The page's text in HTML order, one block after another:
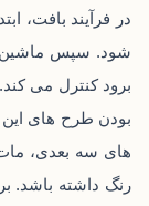
در فرآیند بافت،
‌شود. سپس ماشین با
برود کنترل می
بودن طرح‌ های این
های سه ‌بعدی،
رنگ داشته باشد.